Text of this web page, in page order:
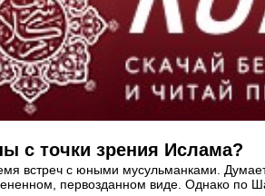
с точки зрения Ислама?
встреч с юными мусульманками.
первозданном виде. Однако по